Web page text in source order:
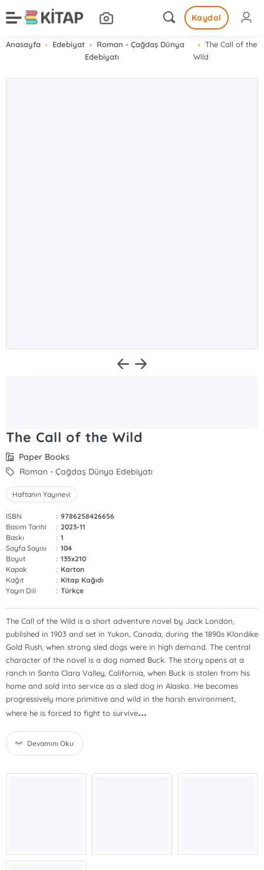
Kaydol
Anasayfa Edebiyat
Roman - Çağdaş Dünya
Edebiyatı
The Call of the
Wild
The Call of the Wild
Paper Books
Roman - Çağdaş Dünya Edebiyatı
Haftanın Yayınevi
ISBN : 9786258426656
Basım Tarihi
: 2023-11
Baskı
: 1
Sayfa Sayısı
: 104
Boyut
: 135x210
Kapak
: Karton
Kağıt
: Kitap Kağıdı
Yayın Dili
: Türkçe
The Call of the Wild is a short adventure novel by Jack London,
published in 1903 and set in Yukon, Canada, during the 1890s Klondike
Gold Rush, when strong sled dogs were in high demand. The central
character of the novel is a dog named Buck. The story opens at a
ranch in Santa Clara Valley, California, when Buck is stolen from his
home and sold into service as a sled dog in Alaska. He becomes
progressively more primitive and wild in the harsh environment,
where he is forced to fight to survive...
Devamını Oku